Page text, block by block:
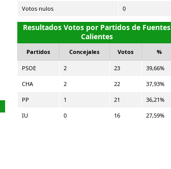
Votos nulos 0
Resultados Votos por Partidos de Fuentes
Calientes
Partidos Concejales Votos %
PSOE 2 23 39,66%
CHA 2 22 37,93%
PP 1 21 36,21%
IU 0 16 27,59%